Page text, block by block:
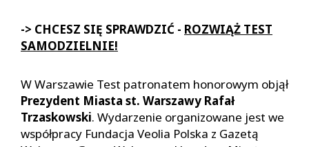
-> CHCESZ SIĘ SPRAWDZIĆ - ROZWIĄŻ TEST
SAMODZIELNIE!
W Warszawie Test patronatem honorowym objął
Prezydent Miasta st. Warszawy Rafał
Trzaskowski. Wydarzenie organizowane jest we
współpracy Fundacja Veolia Polska z Gazetą